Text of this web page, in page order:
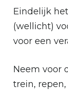
Eindelijk
(wellicht)
voor een
Neem voor
trein,